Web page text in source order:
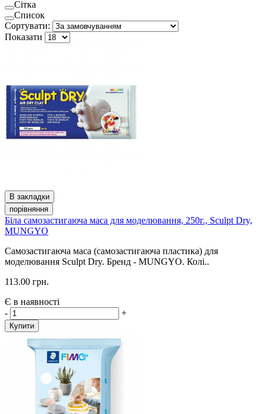
Сітка
Список
Сортувати:
Показати
В закладки
порівняння
Біла самозастигаюча маса для моделювання, 250г., Sculpt Dry,
MUNGYO
Самозастигаюча маса (самозастигаюча пластика) для
моделювання Sculpt Dry. Бренд - MUNGYO. Колі..
113.00 грн.
Є в наявності
-
+
Купити